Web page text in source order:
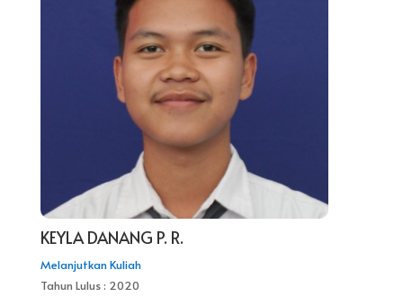
KEYLA DANANG P. R.
Melanjutkan Kuliah
Tahun Lulus : 2020